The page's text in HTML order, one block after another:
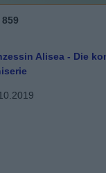
Alisea - Die